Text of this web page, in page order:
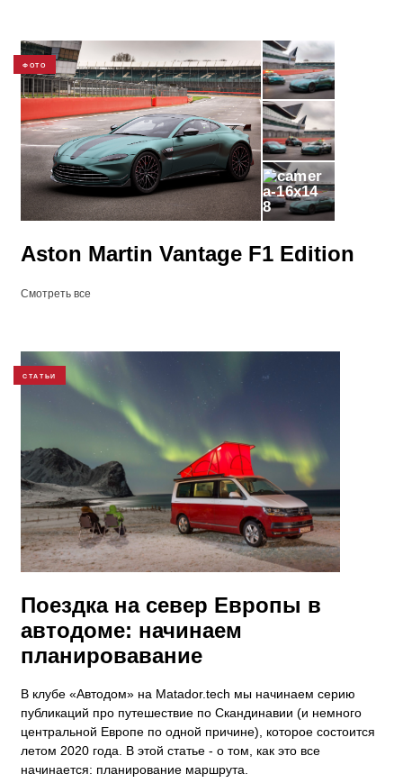
ФОТО
8
Aston Martin Vantage F1 Edition
Смотреть все
СТАТЬИ
Поездка на север Европы в
автодоме: начинаем
планировавание
В клубе «Автодом» на Matador.tech мы начинаем серию
публикаций про путешествие по Скандинавии (и немного
центральной Европе по одной причине), которое состоится
летом 2020 года. В этой статье - о том, как это все
начинается: планирование маршрута.